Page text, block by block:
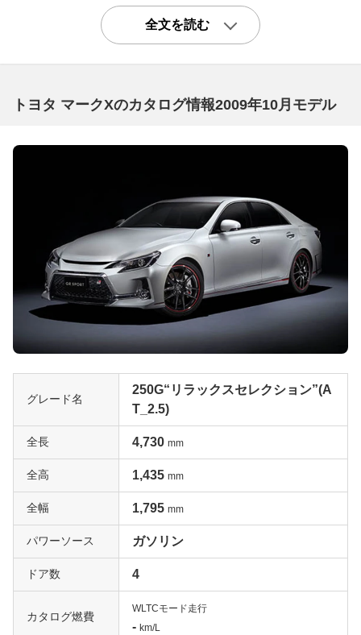
マークⅡ兄弟の実質的な後継モデルとして2004年11月にデ
グでもあり、過去との決別を図った新型FRセダンとして
開発された。プラットフォームをクラウンと共用し、マー
ィさが強調された仕上がり。エンジンは3.0リッターと2.5
フューザーが採用されたこと。国産の量販車ではマークX
が初の装備となり、スマートかつ先進的なリヤビューに貢
献している。
インテリアは「大人のカップル」をコアターゲットとし、
モダンリビングを印象づける仕上がりとした。光による演
出も採り入れられており、ドア、センターパネル、足元、
天井にLED照明を採用。実用性についてもクラウンには設
のマイナーチェンジでは内外装のリフレッシュが行われ、
Sパッケージ専用装備として3本スポークの本革巻きステ
アリング、メタル調センターコンソールなどが装備され、
スポーツイメージを強調させたインテリアを採用した。
2代目マークXのエクステリアは「グラムテック」にブラ
ッシュアップ
2代目は2009年10月にフルモデルチェンジを受けている。
エクステリアはトヨタブランドのデザインフィロソフィー
である「バイブラントクラリティ（活き活き明快）」をベ
精度感を表す「テック」を組み合わせた造語「グラムテッ
ク」をキーワードに、勢いと優雅さを共存させたプロポー
全文を読む
トヨタ マークXのカタログ情報2009年10月モデル
グレード名
250G“リラックスセレクション”(A
T_2.5)
全長 4,730 mm
全高 1,435 mm
全幅 1,795 mm
パワーソース ガソリン
ドア数 4
カタログ燃費
WLTCモード走行
- km/L